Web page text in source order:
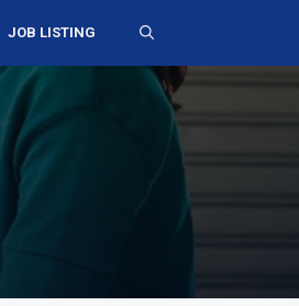
JOB LISTING